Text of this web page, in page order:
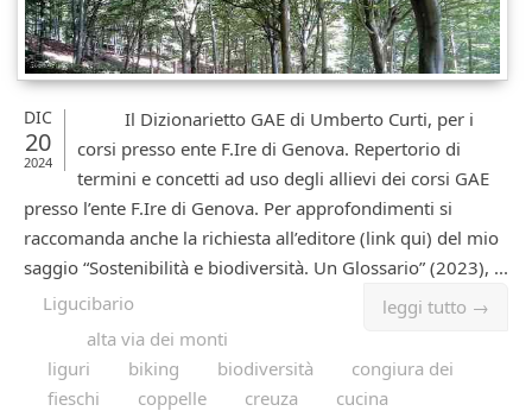
DIC
20
2024
Il Dizionarietto GAE di Umberto Curti, per i
corsi presso ente F.Ire di Genova. Repertorio di
termini e concetti ad uso degli allievi dei corsi GAE
presso l’ente F.Ire di Genova. Per approfondimenti si
raccomanda anche la richiesta all’editore (link qui) del mio
saggio “Sostenibilità e biodiversità. Un Glossario” (2023), ...
leggi tutto →
Ligucibario
alta via dei monti
liguri
biking biodiversità
congiura dei
fieschi
coppelle creuza
cucina